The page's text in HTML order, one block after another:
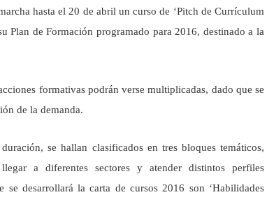
hasta el 20 de abril un curso de ‘Pitch de Currículum
Plan de Formación programado para 2016, destinado a la
formativas podrán verse multiplicadas, dado que se
de la demanda.
se hallan clasificados en tres bloques temáticos,
a diferentes sectores y atender distintos perfiles
desarrollará la carta de cursos 2016 son ‘Habilidades